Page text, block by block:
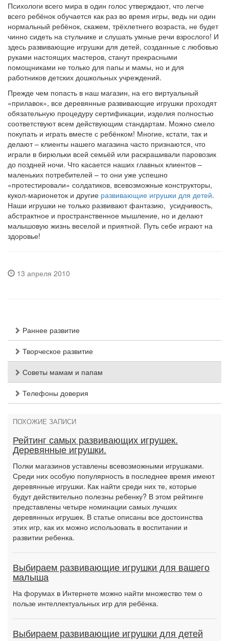
Психологи всего мира в один голос утверждают, что легче
всего ребёнок обучается как раз во время игры, ведь ни один
нормальный ребёнок, скажем, трёхлетнего возраста, не будет
чинно сидеть на стульчике и слушать умные речи взрослого! И
здесь развивающие игрушки для детей, созданные с любовью
руками настоящих мастеров, станут прекрасными
помощниками не только для папы и мамы, но и для
работников детских дошкольных учреждений.
Прежде чем попасть в наш магазин, на его виртуальный
«прилавок», все деревянные развивающие игрушки проходят
обязательную процедуру сертификации, изделия полностью
соответствуют всем действующим стандартам. Можно смело
покупать и играть вместе с ребёнком! Многие, кстати, так и
делают – клиенты нашего магазина часто признаются, что
играли в бирюльки всей семьёй или раскрашивали паровозик
до поздней ночи. Что касается наших главных клиентов –
маленьких потребителей – то они уже успешно
«протестировали» солдатиков, всевозможные конструкторы,
кукол-марионеток и другие развивающие игрушки для детей.
Наши игрушки не только развивают фантазию, усидчивость,
абстрактное и пространственное мышление, но и делают
малышовую жизнь веселой и приятной. Путь себе играют на
здоровье!
13 апреля 2010
Раннее развитие
Творческое развитие
Советы мамам и папам
Телефоны доверия
ПОХОЖИЕ ЗАПИСИ
Рейтинг самых развивающих игрушек.
Деревянные игрушки.
Полки магазинов уставлены всевозможными игрушками.
Среди них особую популярность в последнее время имеют
деревянные игрушки. Как найти среди них те, которые
будут действительно полезны ребенку? В этом рейтинге
представлены четыре номинации самых лучших
деревянных игрушек. В статье описаны все достоинства
этих игр, как их можно использовать в воспитании и
развитии ребенка.
Выбираем развивающие игрушки для вашего
малыша
На форумах в Интернете можно найти множество тем о
пользе интеллектуальных игр для ребёнка.
Выбираем развивающие игрушки для детей